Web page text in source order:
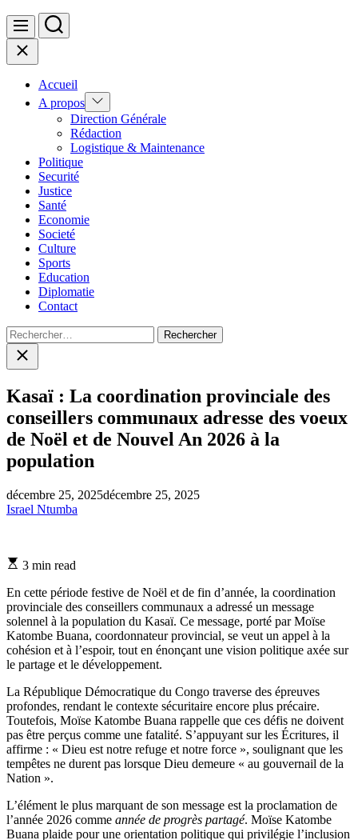
Menu Search
Close
Accueil
A propos Show
sub
menu
Direction Générale
Rédaction
Logistique & Maintenance
Politique
Securité
Justice
Santé
Economie
Societé
Culture
Sports
Education
Diplomatie
Contact
Rechercher :
Close
search
Kasaï : La coordination provinciale des
conseillers communaux adresse des voeux
de Noël et de Nouvel An 2026 à la
population
décembre 25, 2025décembre 25, 2025
Israel Ntumba
Estimated
time
3 min read
En cette période festive de Noël et de fin d’année, la coordination
provinciale des conseillers communaux a adressé un message
solennel à la population du Kasaï. Ce message, porté par Moïse
Katombe Buana, coordonnateur provincial, se veut un appel à la
cohésion et à l’espoir, tout en énonçant une vision politique axée sur
le partage et le développement.
La République Démocratique du Congo traverse des épreuves
profondes, rendant le contexte sécuritaire encore plus précaire.
Toutefois, Moïse Katombe Buana rappelle que ces défis ne doivent
pas être perçus comme une fatalité. S’appuyant sur les Écritures, il
affirme : « Dieu est notre refuge et notre force », soulignant que les
tempêtes ne durent pas lorsque Dieu demeure « au gouvernail de la
Nation ».
L’élément le plus marquant de son message est la proclamation de
l’année 2026 comme année de progrès partagé. Moïse Katombe
Buana plaide pour une orientation politique qui privilégie l’inclusion